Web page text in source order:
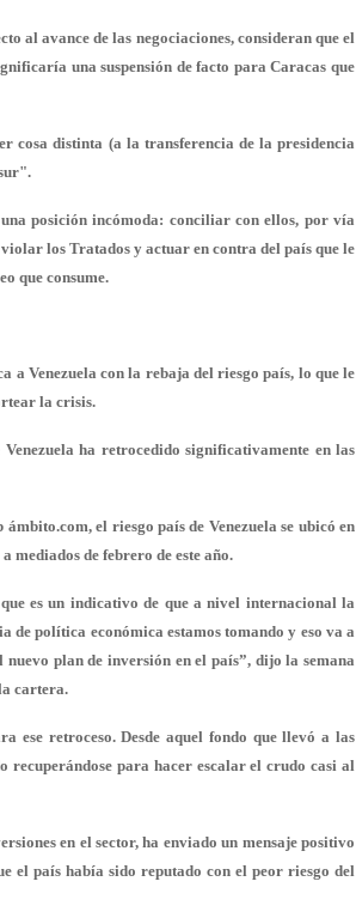
al avance de las negociaciones, consideran que el
una suspensión de facto para Caracas que
cosa distinta (a la transferencia de la presidencia
posición incómoda: conciliar con ellos, por vía
los Tratados y actuar en contra del país que le
que consume.
a Venezuela con la rebaja del riesgo país, lo que le
la crisis.
ha retrocedido significativamente en las
el riesgo país de Venezuela se ubicó en
mediados de febrero de este año.
es un indicativo de que a nivel internacional la
de política económica estamos tomando y eso va a
plan de inversión en el país”, dijo la semana
cartera.
ese retroceso. Desde aquel fondo que llevó a las
para hacer escalar el crudo casi al
en el sector, ha enviado un mensaje positivo
el país había sido reputado con el peor riesgo del